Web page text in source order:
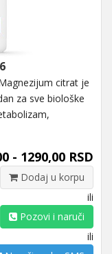
citrat je
za sve biološke
- 1290,00 RSD
Dodaj u korpu
ili
Pozovi i naruči
ili